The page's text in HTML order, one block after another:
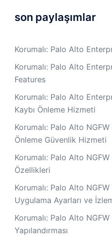
son paylaşımlar
Korumalı: Palo Alto
Korumalı: Palo Alto
Features
Korumalı: Palo Alto
Kaybı Önleme Hizmeti
Korumalı: Palo Alto
Önleme Güvenlik Hizmeti
Korumalı: Palo Alto
Özellikleri
Korumalı: Palo Alto
Uygulama Ayarları ve
Korumalı: Palo Alto
Yapılandırması